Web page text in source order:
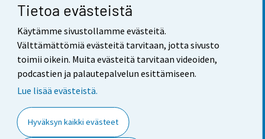
Tietoa evästeistä
Käytämme sivustollamme evästeitä.
Välttämättömiä evästeitä tarvitaan, jotta sivusto
toimii oikein. Muita evästeitä tarvitaan videoiden,
podcastien ja palautepalvelun esittämiseen.
Lue lisää evästeistä.
Hyväksyn kaikki evästeet
Yhteystiedot
Palaute
Käyttöehdot
Saavutettavuus
Tietoa sivustosta